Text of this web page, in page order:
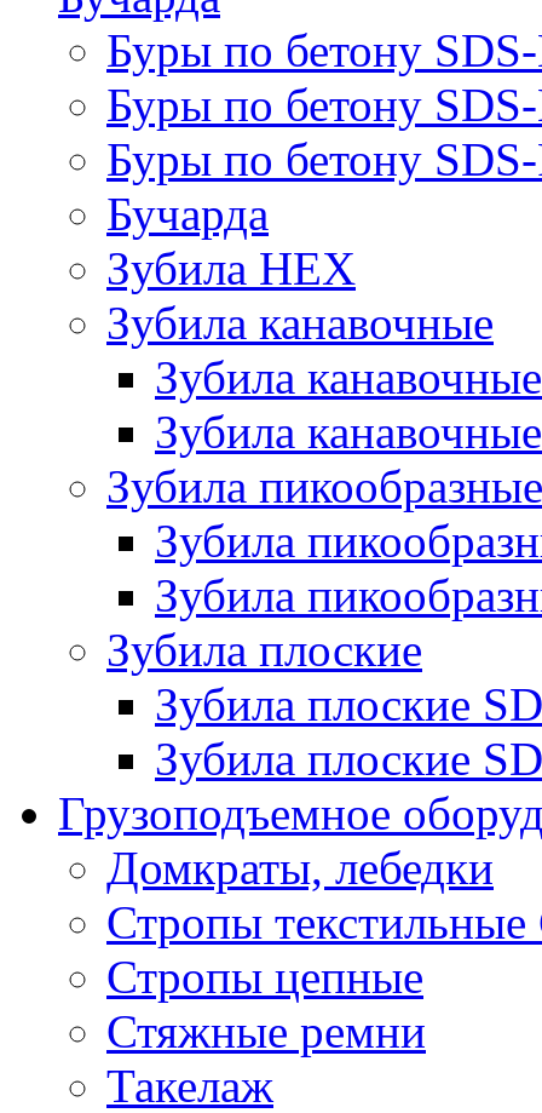
Буры по бетону
Буры по бетону
Буры по бетону
Бучарда
Зубила HEX
Зубила канавочные
Зубила
Зубила
Зубила пикообразные
Зубила
Зубила
Зубила плоские
Зубила плоские
Зубила плоские
Грузоподъемное
Домкраты, лебедки
Стропы
Стропы цепные
Стяжные ремни
Такелаж